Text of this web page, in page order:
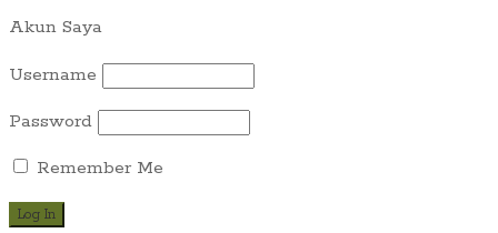
Akun Saya
Username
Password
Remember Me